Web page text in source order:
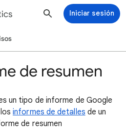
Iniciar sesión
de resumen
un tipo de informe de Google
losinformes de detalles de un
de resumen